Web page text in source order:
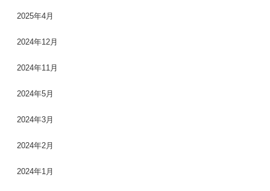
2025年4月
2024年12月
2024年11月
2024年5月
2024年3月
2024年2月
2024年1月